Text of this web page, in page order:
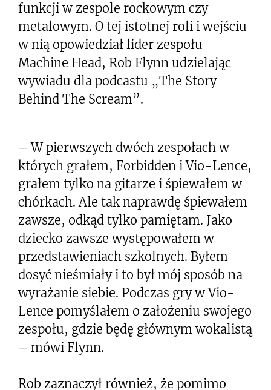
funkcji w zespole rockowym czy
metalowym. O tej istotnej roli i wejściu
w nią opowiedział lider zespołu
Machine Head, Rob Flynn udzielając
wywiadu dla podcastu „The Story
Behind The Scream”.
– W pierwszych dwóch zespołach w
których grałem, Forbidden i Vio-Lence,
grałem tylko na gitarze i śpiewałem w
chórkach. Ale tak naprawdę śpiewałem
zawsze, odkąd tylko pamiętam. Jako
dziecko zawsze występowałem w
przedstawieniach szkolnych. Byłem
dosyć nieśmiały i to był mój sposób na
wyrażanie siebie. Podczas gry w Vio-
Lence pomyślałem o założeniu swojego
zespołu, gdzie będę głównym wokalistą
– mówi Flynn.
Rob zaznaczył również, że pomimo